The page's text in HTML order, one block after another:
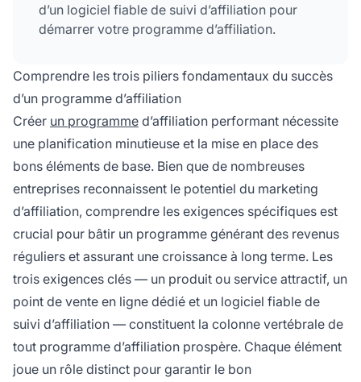
d’un logiciel fiable de suivi d’affiliation pour
démarrer votre programme d’affiliation.
Comprendre les trois piliers fondamentaux du succès
d’un programme d’affiliation
Créer un programme d’affiliation performant nécessite
une planification minutieuse et la mise en place des
bons éléments de base. Bien que de nombreuses
entreprises reconnaissent le potentiel du marketing
d’affiliation, comprendre les exigences spécifiques est
crucial pour bâtir un programme générant des revenus
réguliers et assurant une croissance à long terme. Les
trois exigences clés — un produit ou service attractif, un
point de vente en ligne dédié et un logiciel fiable de
suivi d’affiliation — constituent la colonne vertébrale de
tout programme d’affiliation prospère. Chaque élément
joue un rôle distinct pour garantir le bon